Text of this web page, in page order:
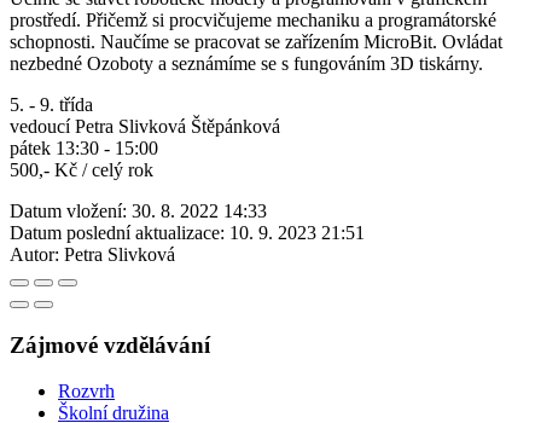
prostředí. Přičemž si procvičujeme mechaniku a programátorské
schopnosti. Naučíme se pracovat se zařízením MicroBit. Ovládat
nezbedné Ozoboty a seznámíme se s fungováním 3D tiskárny.
5. - 9. třída
vedoucí Petra Slivková Štěpánková
pátek 13:30 - 15:00
500,- Kč / celý rok
Datum vložení: 30. 8. 2022 14:33
Datum poslední aktualizace: 10. 9. 2023 21:51
Autor: Petra Slivková
Zájmové vzdělávání
Rozvrh
Školní družina